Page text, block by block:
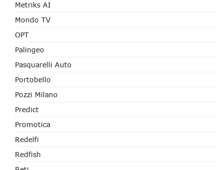
Metriks AI
Mondo TV
OPT
Palingeo
Pasquarelli Auto
Portobello
Pozzi Milano
Predict
Promotica
Redelfi
Redfish